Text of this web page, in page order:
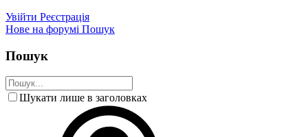
Увійти Реєстрація
Нове на форумі Пошук
Пошук
Шукати лише в заголовках